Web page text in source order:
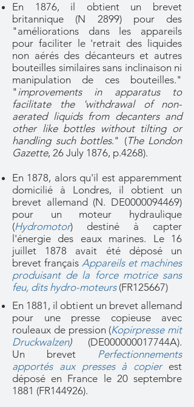
En 1876, il obtient un brevet
britannique (N 2899) pour des
"améliorations dans les appareils
pour faciliter le 'retrait des liquides
non aérés des décanteurs et autres
bouteilles similaires sans inclinaison ni
manipulation de ces bouteilles."
" improvements in apparatus to
facilitate the 'withdrawal of non-
aerated liquids from decanters and
other like bottles without tilting or
handling such bottles." (The London
Gazette, 26 July 1876, p.4268).
En 1878, alors qu'il est apparemment
domicilié à Londres, il obtient un
brevet allemand (N. DE0000094469)
pour un moteur hydraulique
(Hydromotor) destiné à capter
l'énergie des eaux marines. Le 16
juillet 1878 avait été déposé un
brevet français Appareils et machines
produisant de la force motrice sans
feu, dits hydro-moteurs (FR125667)
En 1881, il obtient un brevet allemand
pour une presse copieuse avec
rouleaux de pression (Kopirpresse mit
Druckwalzen) (DE000000017744A).
Un brevet
Perfectionnements
apportés aux presses à copier est
déposé en France le 20 septembre
1881 (FR144926).